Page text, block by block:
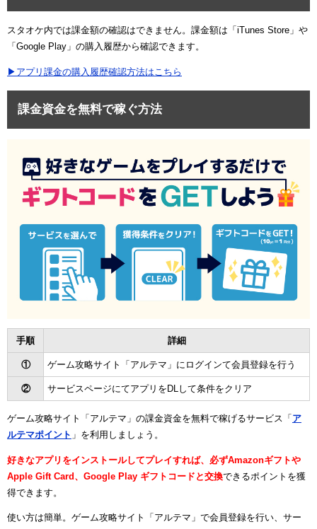
スタオケ内では課金額の確認はできません。課金額は「iTunes Store」や
「Google Play」の購入履歴から確認できます。
▶アプリ課金の購入履歴確認方法はこちら
課金資金を無料で稼ぐ方法
手順 詳細
① ゲーム攻略サイト「アルテマ」にログインて会員登録を行う
② サービスページにてアプリをDLして条件をクリア
ゲーム攻略サイト「アルテマ」の課金資金を無料で稼げるサービス「 ア
ルテマポイント 」を利用しましょう。
好きなアプリをインストールしてプレイすれば、必ずAmazonギフトや
Apple Gift Card、Google Play ギフトコードと交換できるポイントを獲
得できます。
使い方は簡単。ゲーム攻略サイト「アルテマ」で会員登録を行い、サー